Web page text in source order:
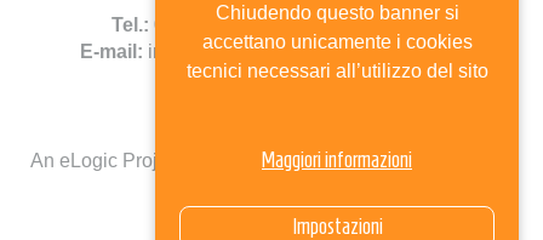
Tel.: 02.6702744 -Fax: 02.67385690
E-mail: info@avedisco.it - C.F. 80116270150
An eLogic Project
Powered by Kentico CMS for ASP.Net
Chiudendo questo banner si
accettano unicamente i cookies
tecnici necessari all’utilizzo del sito
Maggiori informazioni
Impostazioni